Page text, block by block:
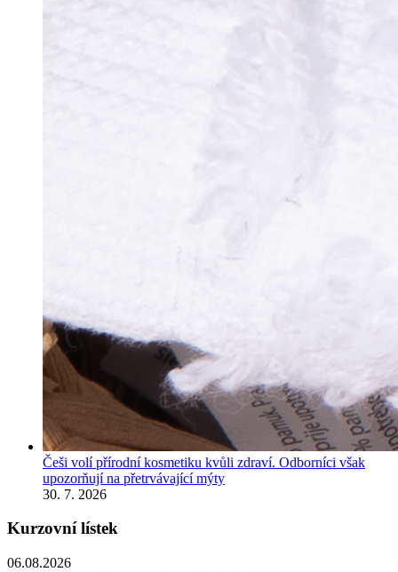
Češi volí přírodní kosmetiku kvůli zdraví. Odborníci však
upozorňují na přetrvávající mýty
30. 7. 2026
Kurzovní lístek
06.08.2026